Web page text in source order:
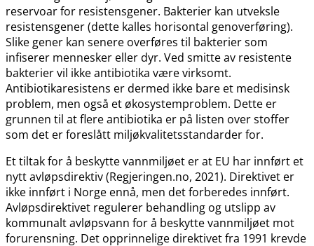
reservoar for resistensgener. Bakterier kan utveksle
resistensgener (dette kalles horisontal genoverføring).
Slike gener kan senere overføres til bakterier som
infiserer mennesker eller dyr. Ved smitte av resistente
bakterier vil ikke antibiotika være virksomt.
Antibiotikaresistens er dermed ikke bare et medisinsk
problem, men også et økosystemproblem. Dette er
grunnen til at flere antibiotika er på listen over stoffer
som det er foreslått miljøkvalitetsstandarder for.
Et tiltak for å beskytte vannmiljøet er at EU har innført et
nytt avløpsdirektiv (Regjeringen.no, 2021). Direktivet er
ikke innført i Norge ennå, men det forberedes innført.
Avløpsdirektivet regulerer behandling og utslipp av
kommunalt avløpsvann for å beskytte vannmiljøet mot
forurensning. Det opprinnelige direktivet fra 1991 krevde